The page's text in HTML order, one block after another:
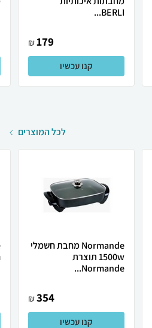
BERLI...
179
₪
קנו עכשיו
לכל המוצרים
Normande מחבת חשמלי
1500w תוצרת
Normande...
354
₪
קנו עכשיו